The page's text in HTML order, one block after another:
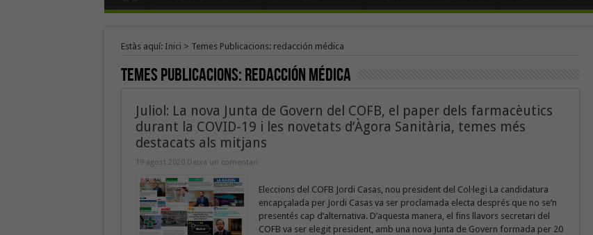
Estàs aquí: Inici > Temes Publicacions: redacción médica
Temes Publicacions:redacción médica
Juliol: La nova Junta de Govern del COFB, el paper dels farmacèutics
durant la COVID-19 i les novetats d’Àgora Sanitària, temes més
destacats als mitjans
19 agost 2020 Deixa un comentari
Eleccions del COFB Jordi Casas, nou president del Col·legi La candidatura
encapçalada per Jordi Casas va ser proclamada electa després que no se’n
presentés cap d’alternativa. D’aquesta manera, el fins llavors secretari del
COFB va ser elegit president, amb una nova Junta de Govern formada per 20